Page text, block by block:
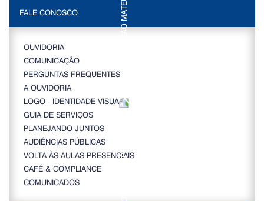
FALE CONOSCO
OUVIDORIA
COMUNICAÇÃO
PERGUNTAS FREQUENTES
A OUVIDORIA
LOGO - IDENTIDADE VISUAL
GUIA DE SERVIÇOS
PLANEJANDO JUNTOS
AUDIÊNCIAS PÚBLICAS
VOLTA ÀS AULAS PRESENCIAIS
CAFÉ & COMPLIANCE
COMUNICADOS